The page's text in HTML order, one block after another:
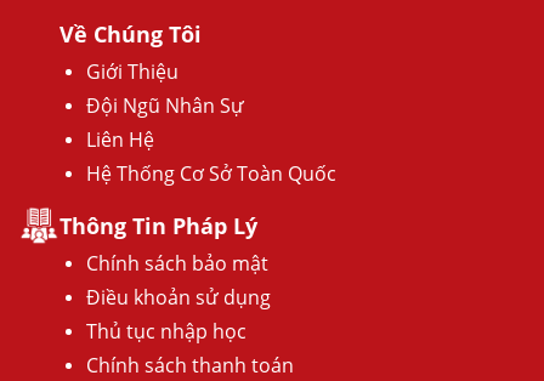
Về Chúng Tôi
Giới Thiệu
Đội Ngũ Nhân Sự
Liên Hệ
Hệ Thống Cơ Sở Toàn Quốc
Thông Tin Pháp Lý
Chính sách bảo mật
Điều khoản sử dụng
Thủ tục nhập học
Chính sách thanh toán